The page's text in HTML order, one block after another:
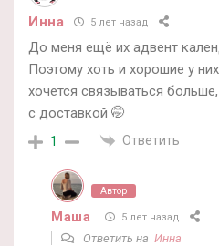
Инна 5 лет назад
До меня ещё их адвент
Поэтому хоть и хорошие у
хочется связываться
с доставкой 🤭
1 Ответить
Автор
Маша 5 лет назад
Ответить на Инна